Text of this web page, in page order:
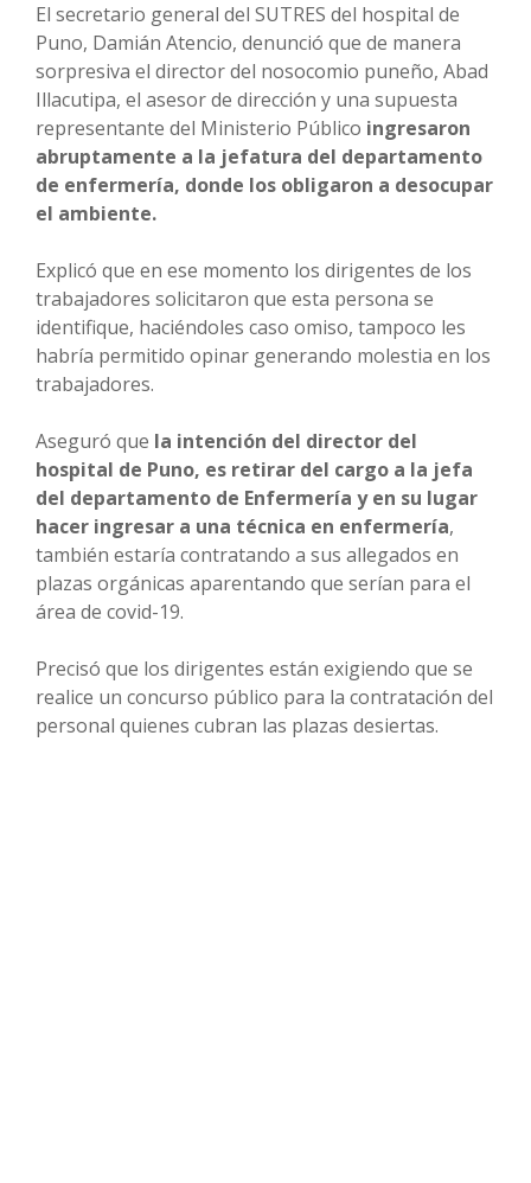
El secretario general del SUTRES del hospital de
Puno, Damián Atencio, denunció que de manera
sorpresiva el director del nosocomio puneño, Abad
Illacutipa, el asesor de dirección y una supuesta
representante del Ministerio Público ingresaron
abruptamente a la jefatura del departamento
de enfermería, donde los obligaron a desocupar
el ambiente.
Explicó que en ese momento los dirigentes de los
trabajadores solicitaron que esta persona se
identifique, haciéndoles caso omiso, tampoco les
habría permitido opinar generando molestia en los
trabajadores.
Aseguró que la intención del director del
hospital de Puno, es retirar del cargo a la jefa
del departamento de Enfermería y en su lugar
hacer ingresar a una técnica en enfermería,
también estaría contratando a sus allegados en
plazas orgánicas aparentando que serían para el
área de covid-19.
Precisó que los dirigentes están exigiendo que se
realice un concurso público para la contratación del
personal quienes cubran las plazas desiertas.